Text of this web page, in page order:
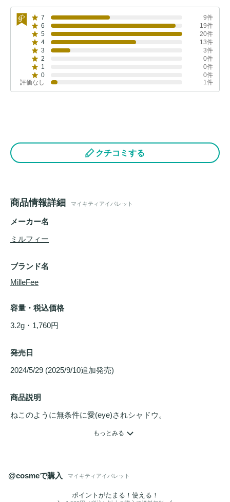
7
9件
6
19件
5
20件
4
13件
3
3件
2
0件
1
0件
0
0件
評価なし
1件
クチコミする
商品情報詳細 マイキティアイパレット
メーカー名
ミルフィー
ブランド名
MilleFee
容量・税込価格
3.2g・1,760円
発売日
2024/5/29 (2025/9/10追加発売)
商品説明
ねこのように無条件に愛(eye)されシャドウ。
マリー限定デザイン！
大人気のマイキティアイパレット からマリーちゃんパッケー
もっとみる
@cosmeで購入 マイキティアイパレット
ポイントがたまる！使える！